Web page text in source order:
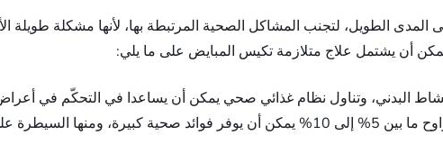
الطويل، لتجنب المشاكل الصحية المرتبطة بها، لأنها مشكلة طويلة
أن يشتمل علاج متلازمة تكيس المبايض على ما يلي:
البدني، وتناول نظام غذائي صحي يمكن أن يساعدا في التحكّم في
إنقاص الوزن: أظهرت الأبحاث أن فقدان الوزن بنسبة تتراوح ما بين 5% إلى 10% يمكن أن يوفر